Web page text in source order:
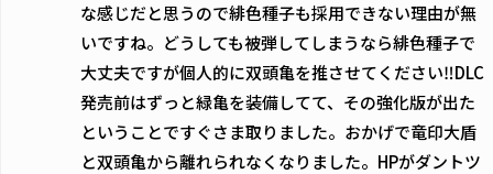
な感じだと思うので緋色種子も採用できない理由が無
いですね。どうしても被弾してしまうなら緋色種子で
大丈夫ですが個人的に双頭亀を推させてください‼DLC
発売前はずっと緑亀を装備してて、その強化版が出た
ということですぐさま取りました。おかげで竜印大盾
と双頭亀から離れられなくなりました。HPがダントツ